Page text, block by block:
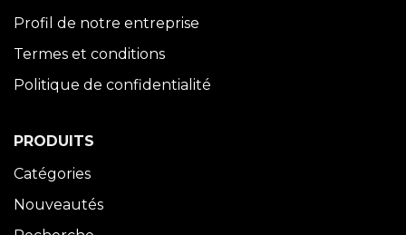
Profil de notre entreprise
Termes et conditions
Politique de confidentialité
PRODUITS
Catégories
Nouveautés